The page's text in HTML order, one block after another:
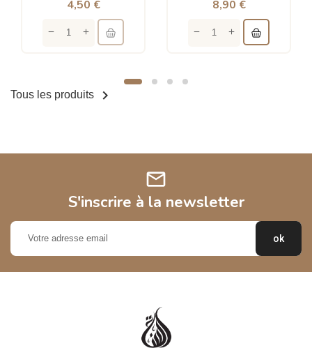
4,50 € 8,90 €
Tous les produits 
mail
S'inscrire à la newsletter